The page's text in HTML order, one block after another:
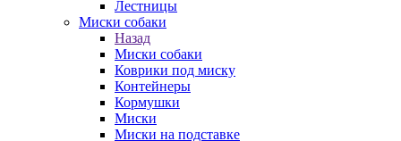
Лестницы
Миски собаки
Назад
Миски собаки
Коврики под миску
Контейнеры
Кормушки
Миски
Миски на подставке